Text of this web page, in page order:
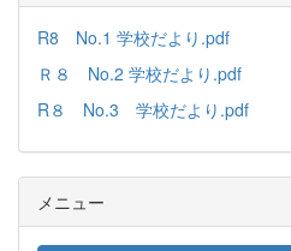
R8 No.1 学校だより.pdf
Ｒ８ No.2 学校だより.pdf
R８ No.3 学校だより.pdf
メニュー